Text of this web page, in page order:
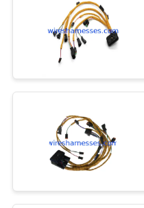
PRIVACY
POLICYフレー
イッチ